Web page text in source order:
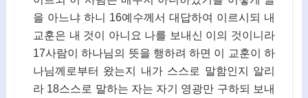
을 아느냐 하니 16예수께서 대답하여 이르시되 내
교훈은 내 것이 아니요 나를 보내신 이의 것이니라
17사람이 하나님의 뜻을 행하려 하면 이 교훈이 하
나님께로부터 왔는지 내가 스스로 말함인지 알리
라 18스스로 말하는 자는 자기 영광만 구하되 보내